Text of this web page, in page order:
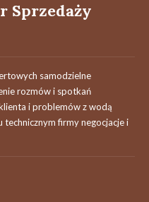
Sprzedaży
samodzielne
rozmów i spotkań
i problemów z wodą
firmy negocjacje i